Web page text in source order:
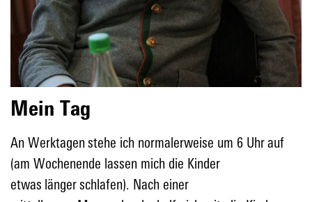
Mein Tag
An Werktagen stehe ich normalerweise um 6 Uhr auf
(am Wochenende lassen mich die Kinder
etwas länger schlafen). Nach einer